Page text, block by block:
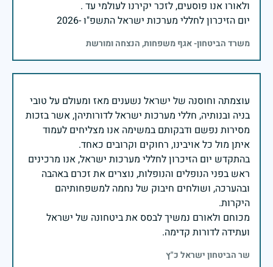
יום הזיכרון לחללי מערכות ישראל התשפ"ו -2026
משרד הביטחון- אגף משפחות, הנצחה ומורשת
עוצמתה וחוסנה של ישראל נשענים מאז ומעולם על טובי
בניה ובנותיה, חללי מערכות ישראל לדורותיהן, אשר בזכות
מסירות נפשם ודבקותם במשימה אנו מצליחים לעמוד
בהתקדש יום הזיכרון לחללי מערכות ישראל, אנו מרכינים
ראש בפני הנופלים והנופלות, נוצרים את זכרם באהבה
ובהערכה, ושולחים חיבוק של נחמה למשפחותיהם
מכוחם ולאורם נמשיך לבסס את ביטחונה של ישראל
ועתידה לדורות קדימה.
שר הביטחון ישראל כ"ץ